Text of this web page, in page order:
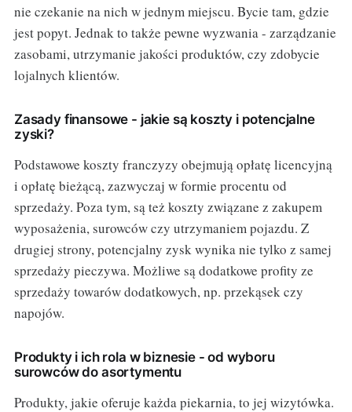
nie czekanie na nich w jednym miejscu. Bycie tam, gdzie
jest popyt. Jednak to także pewne wyzwania - zarządzanie
zasobami, utrzymanie jakości produktów, czy zdobycie
lojalnych klientów.
Zasady finansowe - jakie są koszty i potencjalne
zyski?
Podstawowe koszty franczyzy obejmują opłatę licencyjną
i opłatę bieżącą, zazwyczaj w formie procentu od
sprzedaży. Poza tym, są też koszty związane z zakupem
wyposażenia, surowców czy utrzymaniem pojazdu. Z
drugiej strony, potencjalny zysk wynika nie tylko z samej
sprzedaży pieczywa. Możliwe są dodatkowe profity ze
sprzedaży towarów dodatkowych, np. przekąsek czy
napojów.
Produkty i ich rola w biznesie - od wyboru
surowców do asortymentu
Produkty, jakie oferuje każda piekarnia, to jej wizytówka.